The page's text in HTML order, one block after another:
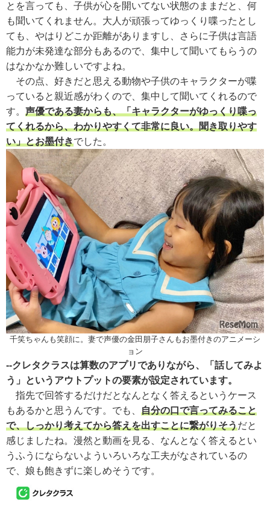
とを言っても、子供が心を開いてない状態のままだと、何
も聞いてくれません。大人が頑張ってゆっくり喋ったとし
ても、やはりどこか距離がありますし、さらに子供は言語
能力が未発達な部分もあるので、集中して聞いてもらうの
はなかなか難しいですよね。
その点、好きだと思える動物や子供のキャラクターが喋
っていると親近感がわくので、集中して聞いてくれるので
す。 声優である妻からも、「キャラクターがゆっくり喋っ
てくれるから、わかりやすくて非常に良い。聞き取りやす
い」とお墨付きでした。
千笑ちゃんも笑顔に。妻で声優の金田朋子さんもお墨付きのアニメーシ
ョン
--クレタクラスは算数のアプリでありながら、「話してみよ
う」というアウトプットの要素が設定されています。
指先で回答するだけだとなんとなく答えるというケース
もあるかと思うんです。でも、 自分の口で言ってみること
で、しっかり考えてから答えを出すことに繋がりそうだと
感じましたね。漫然と動画を見る、なんとなく答えるとい
うふうにならないよういろいろな工夫がなされているの
で、娘も飽きずに楽しめそうです。